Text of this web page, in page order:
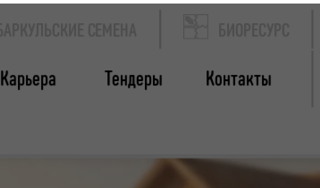
Карьера Тендеры Контакты